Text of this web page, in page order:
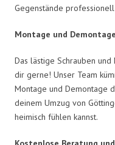
Gegenstände
Montage und
Das lästige Schrauben
dir gerne! Unser Team
Montage und Demontage
deinem Umzug von
heimisch fühlen kannst.